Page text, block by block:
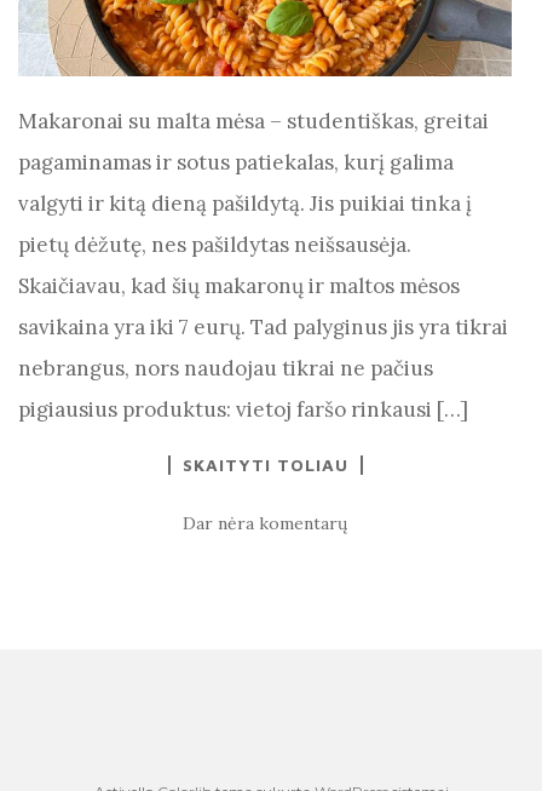
Makaronai su malta mėsa – studentiškas, greitai
pagaminamas ir sotus patiekalas, kurį galima
valgyti ir kitą dieną pašildytą. Jis puikiai tinka į
pietų dėžutę, nes pašildytas neišsausėja.
Skaičiavau, kad šių makaronų ir maltos mėsos
savikaina yra iki 7 eurų. Tad palyginus jis yra tikrai
nebrangus, nors naudojau tikrai ne pačius
pigiausius produktus: vietoj faršo rinkausi […]
SKAITYTI TOLIAU
Dar nėra komentarų